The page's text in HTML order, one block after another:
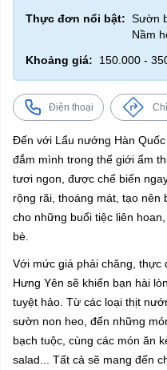
Thực đơn nổi bật: Sườn
Nầm
Khoảng giá:
150.000 -
Điện thoại
Đến với Lẩu nướng Hàn
đắm mình trong thế giới ẩm
tươi ngon, được chế biến
rộng rãi, thoáng mát, tạo nên
cho những buổi tiệc liên
bè.
Với mức giá phải chăng,
Hưng Yên sẽ khiến bạn hài
tuyệt hảo. Từ các loại thịt
sườn non heo, đến những
bạch tuộc, cùng các món ăn
salad... Tất cả sẽ mang đến